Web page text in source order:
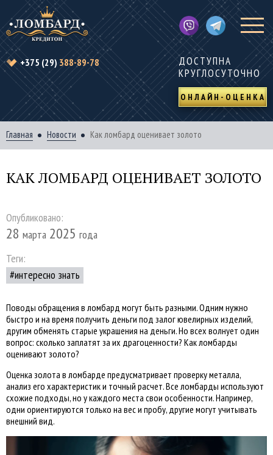
ДОСТУПНА
КРУГЛОСУТОЧНО
ОНЛАЙН-ОЦЕНКА
+375 (29) 388-89-78
Главная Новости Как ломбард оценивает золото
КАК ЛОМБАРД ОЦЕНИВАЕТ ЗОЛОТО
Опубликовано:
28 марта 2025 года
Теги:
интересно знать
Поводы обращения в ломбард могут быть разными. Одним нужно
быстро и на время получить деньги под залог ювелирных изделий,
другим обменять старые украшения на деньги. Но всех волнует один
вопрос: сколько заплатят за их драгоценности? Как ломбарды
оценивают золото?
Оценка золота в ломбарде предусматривает проверку металла,
анализ его характеристик и точный расчет. Все ломбарды используют
схожие подходы, но у каждого места свои особенности. Например,
одни ориентируются только на вес и пробу, другие могут учитывать
внешний вид.